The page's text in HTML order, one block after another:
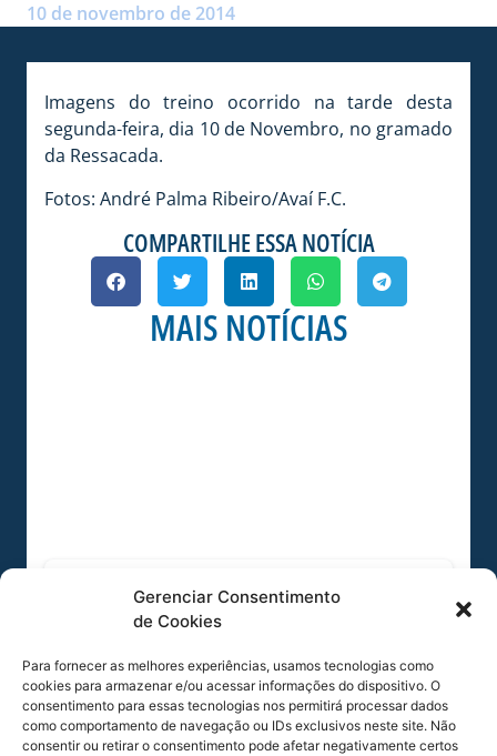
Gerenciar Consentimento
de Cookies
Para fornecer as melhores experiências, usamos tecnologias como
cookies para armazenar e/ou acessar informações do dispositivo. O
consentimento para essas tecnologias nos permitirá processar dados
como comportamento de navegação ou IDs exclusivos neste site. Não
consentir ou retirar o consentimento pode afetar negativamente certos
10 de novembro de 2014
Imagens do treino ocorrido na tarde desta
segunda-feira, dia 10 de Novembro, no gramado
da Ressacada.
Fotos: André Palma Ribeiro/Avaí F.C.
COMPARTILHE ESSA NOTÍCIA
MAIS NOTÍCIAS
AVAÍ SUB-15 ENFRENTA O CRICIÚMA PELA
SEMIFINAL DO ESTADUAL
(25/07) o Criciúma. A primeira partida da
fase semifinal do Campeonato Catarinense
começa